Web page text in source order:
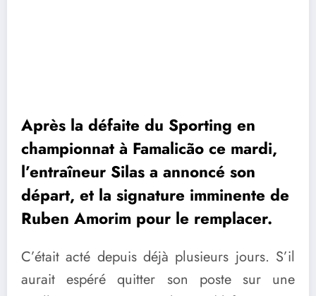
Après la défaite du Sporting en
championnat à Famalicão ce mardi,
l’entraîneur Silas a annoncé son
départ, et la signature imminente de
Ruben Amorim pour le remplacer.
C’était acté depuis déjà plusieurs jours. S’il
aurait espéré quitter son poste sur une